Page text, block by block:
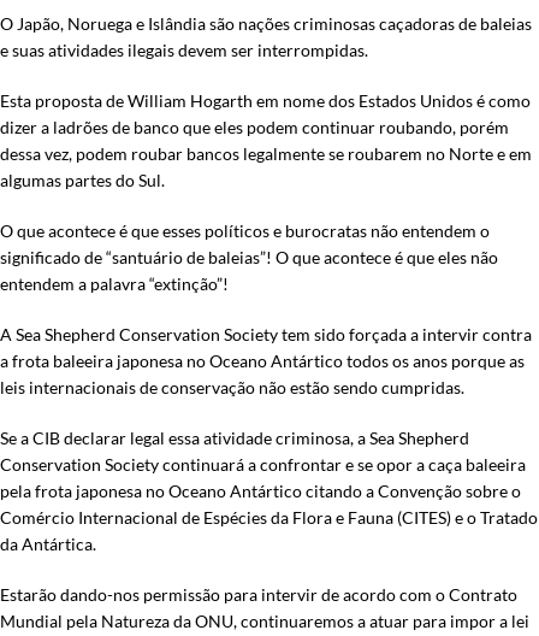
O Japão, Noruega e Islândia são nações criminosas caçadoras de baleias
e suas atividades ilegais devem ser interrompidas.
Esta proposta de William Hogarth em nome dos Estados Unidos é como
dizer a ladrões de banco que eles podem continuar roubando, porém
dessa vez, podem roubar bancos legalmente se roubarem no Norte e em
algumas partes do Sul.
O que acontece é que esses políticos e burocratas não entendem o
significado de “santuário de baleias”! O que acontece é que eles não
entendem a palavra “extinção”!
A Sea Shepherd Conservation Society tem sido forçada a intervir contra
a frota baleeira japonesa no Oceano Antártico todos os anos porque as
leis internacionais de conservação não estão sendo cumpridas.
Se a CIB declarar legal essa atividade criminosa, a Sea Shepherd
Conservation Society continuará a confrontar e se opor a caça baleeira
pela frota japonesa no Oceano Antártico citando a Convenção sobre o
Comércio Internacional de Espécies da Flora e Fauna (CITES) e o Tratado
da Antártica.
Estarão dando-nos permissão para intervir de acordo com o Contrato
Mundial pela Natureza da ONU, continuaremos a atuar para impor a lei